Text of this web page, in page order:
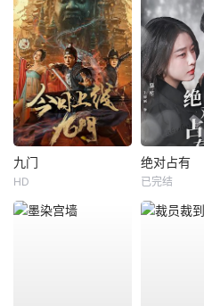
九门
HD
绝对占有
已完结